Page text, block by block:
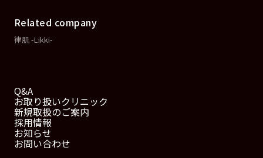
Related company
律肌 -Likki-
Q&A
お取り扱いクリニック
新規取扱のご案内
採用情報
お知らせ
お問い合わせ